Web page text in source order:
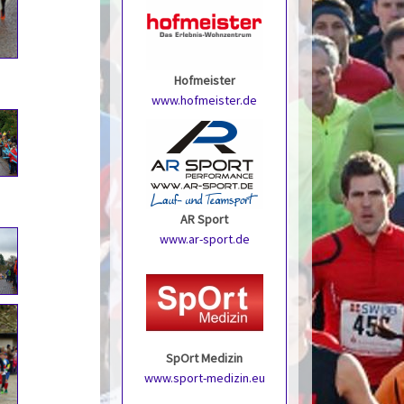
Hofmeister
www.hofmeister.de
AR Sport
www.ar-sport.de
SpOrt Medizin
www.sport-medizin.eu